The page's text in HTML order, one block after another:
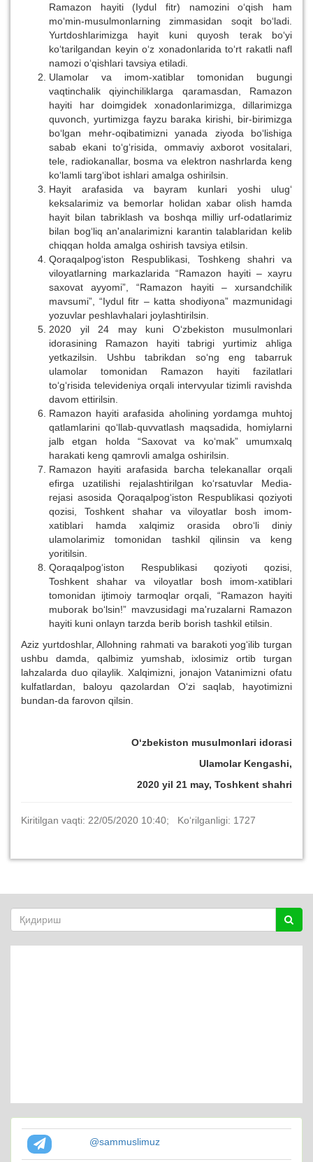
Ramazon hayiti (Iydul fitr) namozini o‘qish ham
mo‘min-musulmonlarning zimmasidan soqit bo‘ladi.
Yurtdoshlarimizga hayit kuni quyosh terak bo‘yi
ko‘tarilgandan keyin o‘z xonadonlarida to‘rt rakatli nafl
namozi o‘qishlari tavsiya etiladi.
Ulamolar va imom-xatiblar tomonidan bugungi
vaqtinchalik qiyinchiliklarga qaramasdan, Ramazon
hayiti har doimgidek xonadonlarimizga, dillarimizga
quvonch, yurtimizga fayzu baraka kirishi, bir-birimizga
bo‘lgan mehr-oqibatimizni yanada ziyoda bo‘lishiga
sabab ekani to‘g‘risida, ommaviy axborot vositalari,
tele, radiokanallar, bosma va elektron nashrlarda keng
ko‘lamli targ‘ibot ishlari amalga oshirilsin.
Hayit arafasida va bayram kunlari yoshi ulug‘
keksalarimiz va bemorlar holidan xabar olish hamda
hayit bilan tabriklash va boshqa milliy urf-odatlarimiz
bilan bog‘liq an'analarimizni karantin talablaridan kelib
chiqqan holda amalga oshirish tavsiya etilsin.
Qoraqalpog‘iston Respublikasi, Toshkeng shahri va
viloyatlarning markazlarida “Ramazon hayiti – xayru
saxovat ayyomi”, “Ramazon hayiti – xursandchilik
mavsumi”, “Iydul fitr – katta shodiyona” mazmunidagi
yozuvlar peshlavhalari joylashtirilsin.
2020 yil 24 may kuni O‘zbekiston musulmonlari
idorasining Ramazon hayiti tabrigi yurtimiz ahliga
yetkazilsin. Ushbu tabrikdan so‘ng eng tabarruk
ulamolar tomonidan Ramazon hayiti fazilatlari
to‘g‘risida televideniya orqali intervyular tizimli ravishda
davom ettirilsin.
Ramazon hayiti arafasida aholining yordamga muhtoj
qatlamlarini qo‘llab-quvvatlash maqsadida, homiylarni
jalb etgan holda “Saxovat va ko‘mak” umumxalq
harakati keng qamrovli amalga oshirilsin.
Ramazon hayiti arafasida barcha telekanallar orqali
efirga uzatilishi rejalashtirilgan ko‘rsatuvlar Media-
rejasi asosida Qoraqalpog‘iston Respublikasi qoziyoti
qozisi, Toshkent shahar va viloyatlar bosh imom-
xatiblari hamda xalqimiz orasida obro‘li diniy
ulamolarimiz tomonidan tashkil qilinsin va keng
yoritilsin.
Qoraqalpog‘iston Respublikasi qoziyoti qozisi,
Toshkent shahar va viloyatlar bosh imom-xatiblari
tomonidan ijtimoiy tarmoqlar orqali, “Ramazon hayiti
muborak bo‘lsin!” mavzusidagi ma'ruzalarni Ramazon
hayiti kuni onlayn tarzda berib borish tashkil etilsin.
Aziz yurtdoshlar, Allohning rahmati va barakoti yog‘ilib turgan
ushbu damda, qalbimiz yumshab, ixlosimiz ortib turgan
lahzalarda duo qilaylik. Xalqimizni, jonajon Vatanimizni ofatu
kulfatlardan, baloyu qazolardan O‘zi saqlab, hayotimizni
bundan-da farovon qilsin.
O‘zbekiston musulmonlari idorasi
Ulamolar Kengashi,
2020 yil 21 may, Toshkent shahri
Kiritilgan vaqti: 22/05/2020 10:40; Ko‘rilganligi: 1727
@sammuslimuz